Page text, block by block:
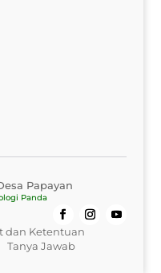
Papayan
Panda
dan Ketentuan
Tanya Jawab